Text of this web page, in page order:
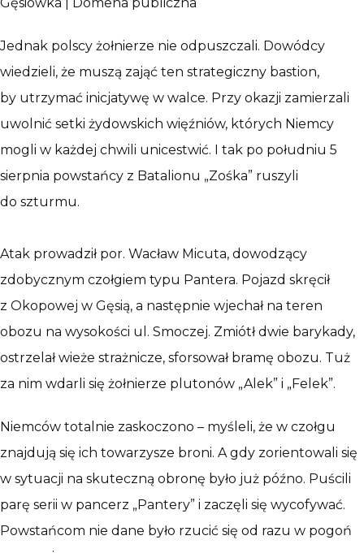
Gęsiówka | Domena publiczna
Jednak polscy żołnierze nie odpuszczali. Dowódcy
wiedzieli, że muszą zająć ten strategiczny bastion,
by utrzymać inicjatywę w walce. Przy okazji zamierzali
uwolnić setki żydowskich więźniów, których Niemcy
mogli w każdej chwili unicestwić. I tak po południu 5
sierpnia powstańcy z Batalionu „Zośka” ruszyli
do szturmu.
Atak prowadził por. Wacław Micuta, dowodzący
zdobycznym czołgiem typu Pantera. Pojazd skręcił
z Okopowej w Gęsią, a następnie wjechał na teren
obozu na wysokości ul. Smoczej. Zmiótł dwie barykady,
ostrzelał wieże strażnicze, sforsował bramę obozu. Tuż
za nim wdarli się żołnierze plutonów „Alek” i „Felek”.
Niemców totalnie zaskoczono – myśleli, że w czołgu
znajdują się ich towarzysze broni. A gdy zorientowali się
w sytuacji na skuteczną obronę było już późno. Puścili
parę serii w pancerz „Pantery” i zaczęli się wycofywać.
Powstańcom nie dane było rzucić się od razu w pogoń